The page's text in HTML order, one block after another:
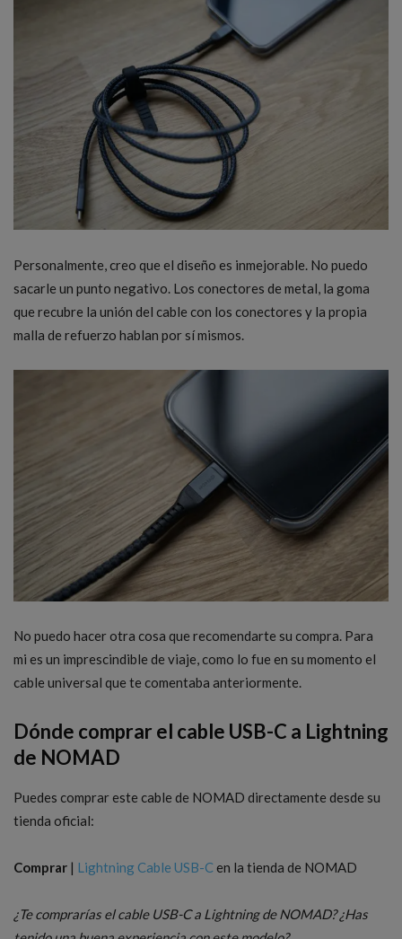
Personalmente, creo que el diseño es inmejorable. No puedo
sacarle un punto negativo. Los conectores de metal, la goma
que recubre la unión del cable con los conectores y la propia
malla de refuerzo hablan por sí mismos.
No puedo hacer otra cosa que recomendarte su compra. Para
mi es un imprescindible de viaje, como lo fue en su momento el
cable universal que te comentaba anteriormente.
Dónde comprar el cable USB-C a Lightning
de NOMAD
Puedes comprar este cable de NOMAD directamente desde su
tienda oficial:
Comprar | Lightning Cable USB-Cen la tienda de NOMAD
¿Te comprarías el cable USB-C a Lightning de NOMAD? ¿Has